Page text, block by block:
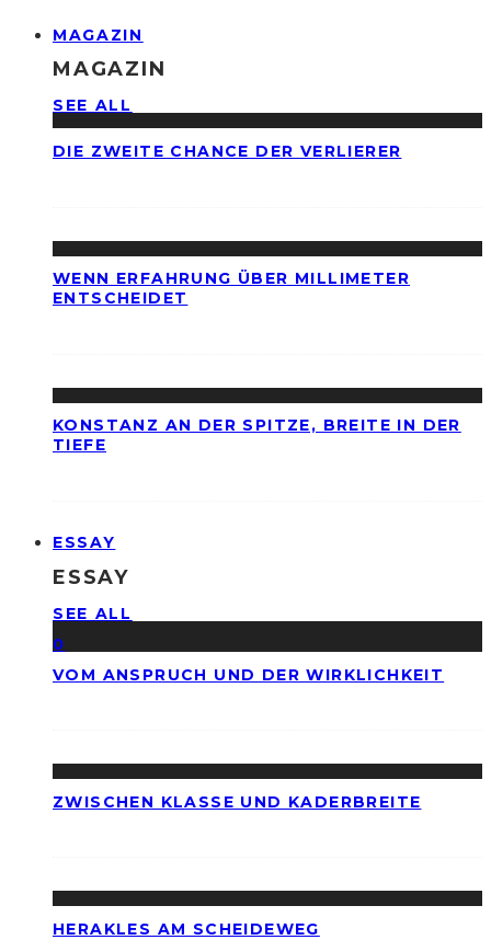
MAGAZIN
MAGAZIN
SEE ALL
DIE ZWEITE CHANCE DER VERLIERER
WENN ERFAHRUNG ÜBER MILLIMETER
ENTSCHEIDET
KONSTANZ AN DER SPITZE, BREITE IN DER
TIEFE
ESSAY
ESSAY
SEE ALL
0
VOM ANSPRUCH UND DER WIRKLICHKEIT
ZWISCHEN KLASSE UND KADERBREITE
HERAKLES AM SCHEIDEWEG